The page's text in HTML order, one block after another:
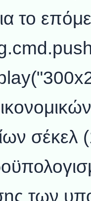
το
σέκελ
των